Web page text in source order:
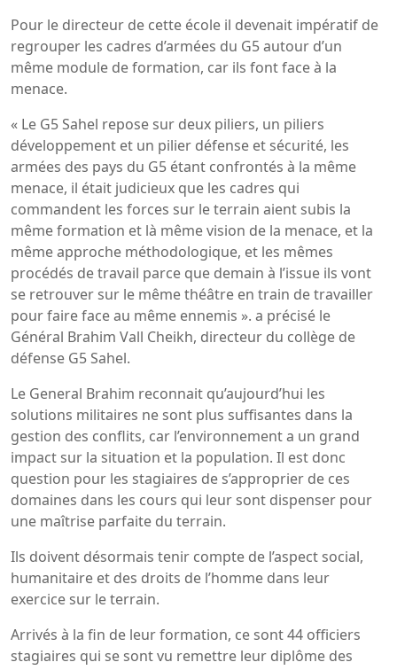
Pour le directeur de cette école il devenait impératif de
regrouper les cadres d’armées du G5 autour d’un
même module de formation, car ils font face à la
menace.
« Le G5 Sahel repose sur deux piliers, un piliers
développement et un pilier défense et sécurité, les
armées des pays du G5 étant confrontés à la même
menace, il était judicieux que les cadres qui
commandent les forces sur le terrain aient subis la
même formation et là même vision de la menace, et la
même approche méthodologique, et les mêmes
procédés de travail parce que demain à l’issue ils vont
se retrouver sur le même théâtre en train de travailler
pour faire face au même ennemis ». a précisé le
Général Brahim Vall Cheikh, directeur du collège de
défense G5 Sahel.
Le General Brahim reconnait qu’aujourd’hui les
solutions militaires ne sont plus suffisantes dans la
gestion des conflits, car l’environnement a un grand
impact sur la situation et la population. Il est donc
question pour les stagiaires de s’approprier de ces
domaines dans les cours qui leur sont dispenser pour
une maîtrise parfaite du terrain.
Ils doivent désormais tenir compte de l’aspect social,
humanitaire et des droits de l’homme dans leur
exercice sur le terrain.
Arrivés à la fin de leur formation, ce sont 44 officiers
stagiaires qui se sont vu remettre leur diplôme des